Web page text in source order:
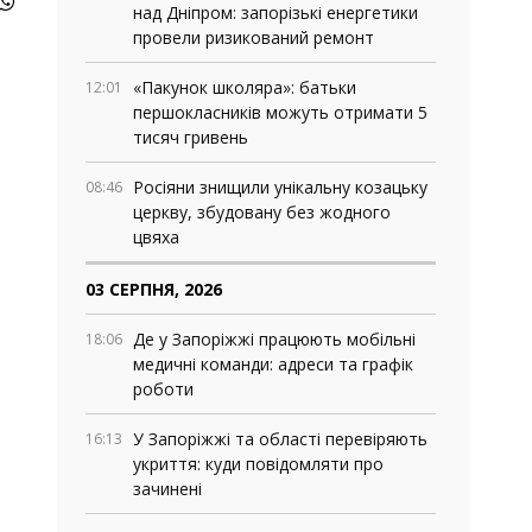
над Дніпром: запорізькі енергетики
провели ризикований ремонт
12:01
«Пакунок школяра»: батьки
першокласників можуть отримати 5
тисяч гривень
08:46 Росіяни знищили унікальну козацьку
церкву, збудовану без жодного
цвяха
03 СЕРПНЯ, 2026
18:06 Де у Запоріжжі працюють мобільні
медичні команди: адреси та графік
роботи
16:13 У Запоріжжі та області перевіряють
укриття: куди повідомляти про
зачинені